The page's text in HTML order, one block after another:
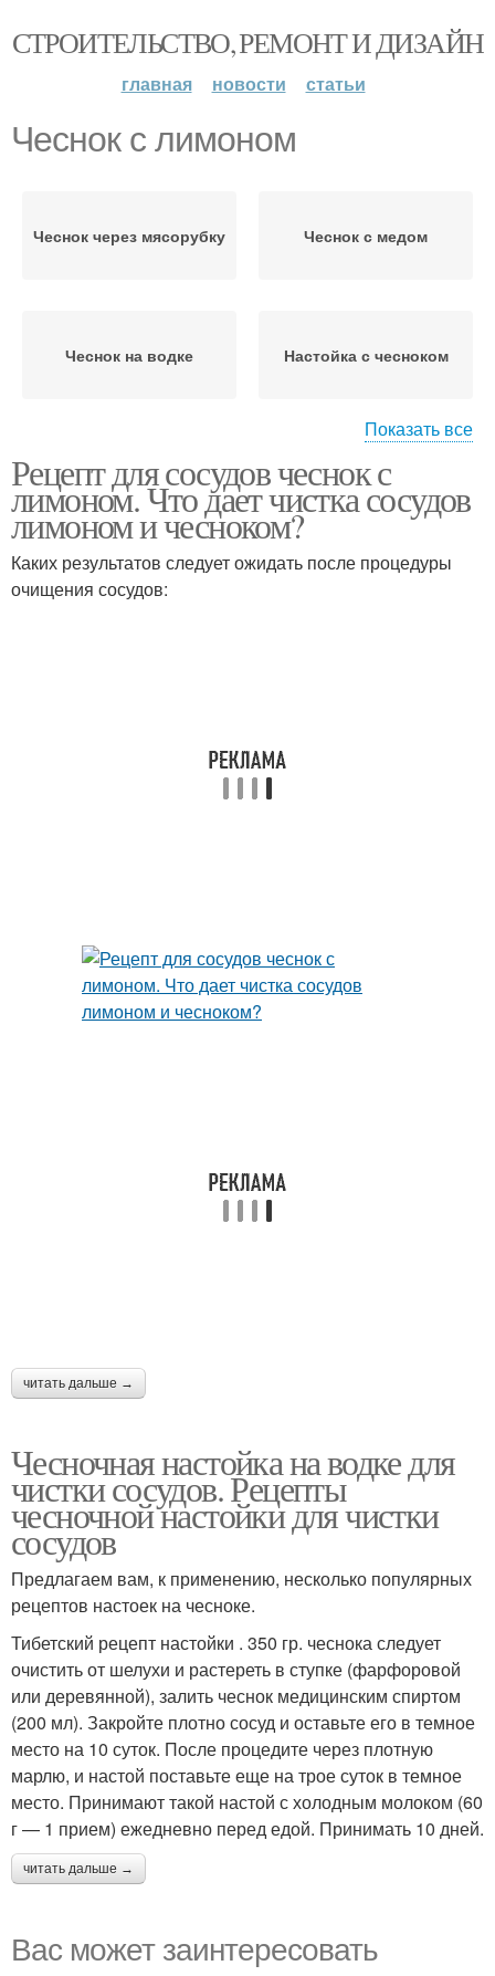
СТРОИТЕЛЬСТВО, РЕМОНТ И ДИЗАЙН
главная новости статьи
Чеснок с лимоном
Чеснок через мясорубку Чеснок с медом
Чеснок на водке Настойка с чесноком
орехами
Показать все
Рецепт для сосудов чеснок с
лимоном. Что дает чистка сосудов
лимоном и чесноком?
Каких результатов следует ожидать после процедуры
очищения сосудов:
читать дальше →
Чесночная настойка на водке для
чистки сосудов. Рецепты
чесночной настойки для чистки
сосудов
Предлагаем вам, к применению, несколько популярных
рецептов настоек на чесноке.
Тибетский рецепт настойки . 350 гр. чеснока следует
очистить от шелухи и растереть в ступке (фарфоровой
или деревянной), залить чеснок медицинским спиртом
(200 мл). Закройте плотно сосуд и оставьте его в темное
место на 10 суток. После процедите через плотную
марлю, и настой поставьте еще на трое суток в темное
место. Принимают такой настой с холодным молоком (60
г — 1 прием) ежедневно перед едой. Принимать 10 дней.
читать дальше →
Вас может заинтересовать